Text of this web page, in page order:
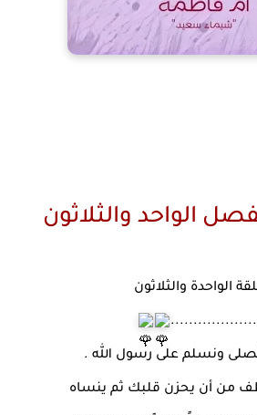
الواحد والثلاثون
الواحدة والثلاثون
ونسلم على رسول الله .
من أن يحزن قلبك ثم ينساه